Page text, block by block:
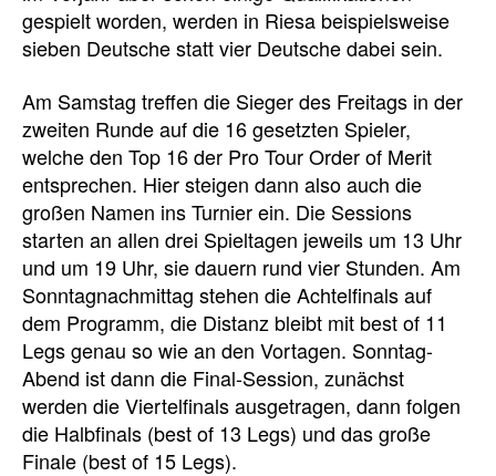
gespielt worden, werden in Riesa beispielsweise
sieben Deutsche statt vier Deutsche dabei sein.
Am Samstag treffen die Sieger des Freitags in der
zweiten Runde auf die 16 gesetzten Spieler,
welche den Top 16 der Pro Tour Order of Merit
entsprechen. Hier steigen dann also auch die
großen Namen ins Turnier ein. Die Sessions
starten an allen drei Spieltagen jeweils um 13 Uhr
und um 19 Uhr, sie dauern rund vier Stunden. Am
Sonntagnachmittag stehen die Achtelfinals auf
dem Programm, die Distanz bleibt mit best of 11
Legs genau so wie an den Vortagen. Sonntag-
Abend ist dann die Final-Session, zunächst
werden die Viertelfinals ausgetragen, dann folgen
die Halbfinals (best of 13 Legs) und das große
Finale (best of 15 Legs).